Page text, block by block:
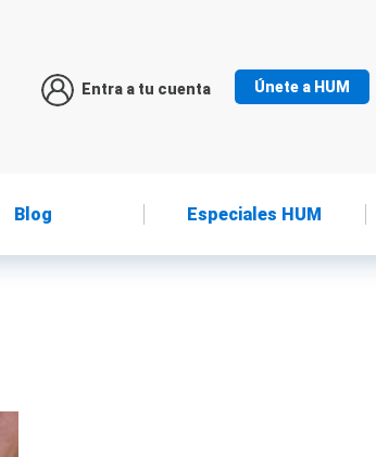
Entra a tu cuenta Únete a HUM
Blog Especiales HUM